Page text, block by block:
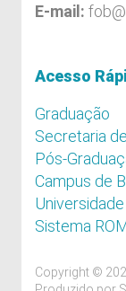
E-mail:
Acesso
Graduação
Secretaria
Pós-
Campus de
Sistema
Copyright ©